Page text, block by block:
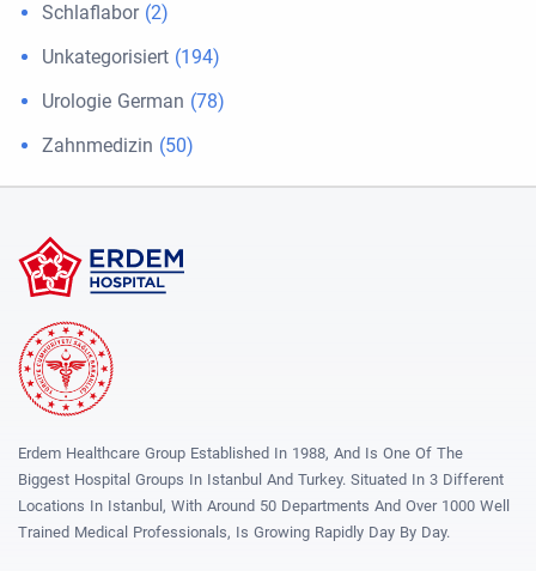
Schlaflabor(2)
Unkategorisiert (194)
Urologie German (78)
Zahnmedizin (50)
Erdem Healthcare Group Established In 1988, And Is One Of The
Biggest Hospital Groups In Istanbul And Turkey. Situated In 3 Different
Locations In Istanbul, With Around 50 Departments And Over 1000 Well
Trained Medical Professionals, Is Growing Rapidly Day By Day.